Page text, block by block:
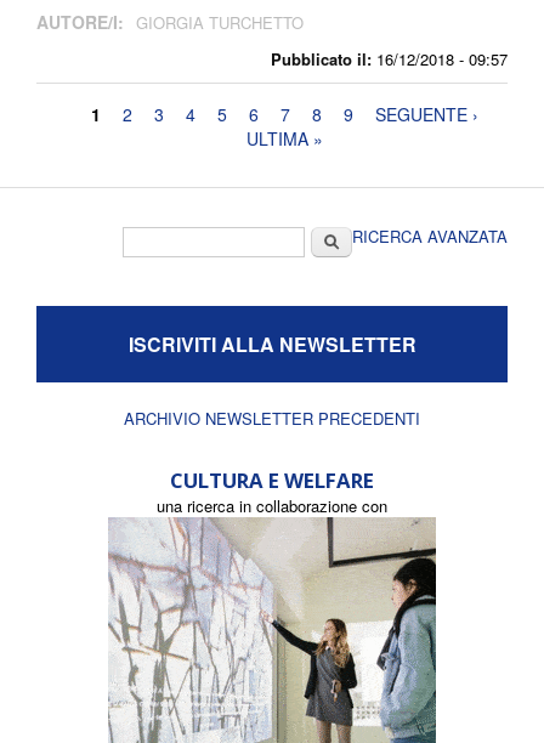
Pubblicato il: 16/12/2018 - 09:57
AUTORE/I: GIORGIA TURCHETTO
Pagine
1 2 3 4 5 6 7 8 9
SEGUENTE ›
ULTIMA »
CercaRICERCA AVANZATA
ISCRIVITI ALLA NEWSLETTER
ARCHIVIO NEWSLETTER PRECEDENTI
CULTURA E WELFARE
una ricerca in collaborazione con